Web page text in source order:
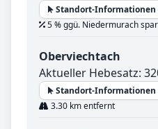
Standort-
5 % ggü. Niedermurach
Oberviechtach
Aktueller Hebesatz:
Standort-
3.30 km entfernt